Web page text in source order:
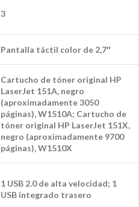
3
Pantalla táctil color de 2,7″
Cartucho de tóner original HP
LaserJet 151A, negro
(aproximadamente 3050
páginas), W1510A; Cartucho de
tóner original HP LaserJet 151X,
negro (aproximadamente 9700
páginas), W1510X
1 USB 2.0 de alta velocidad; 1
USB integrado trasero